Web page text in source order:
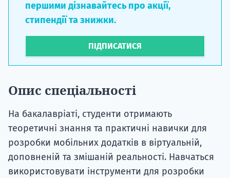
першими дізнавайтесь про акції,
стипендії та знижки.
ПІДПИСАТИСЯ
Опис спеціальності
На бакалавріаті, студенти отримають
теоретичні знання та практичні навички для
розробки мобільних додатків в віртуальній,
доповненій та змішаній реальності. Навчаться
використовувати інструменти для розробки